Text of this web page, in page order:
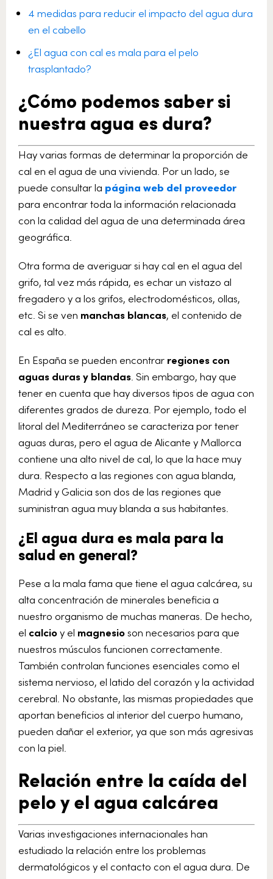
4 medidas para reducir el impacto del agua dura
en el cabello
¿El agua con cal es mala para el pelo
trasplantado?
¿Cómo podemos saber si
nuestra agua es dura?
Hay varias formas de determinar la proporción de
cal en el agua de una vivienda. Por un lado, se
puede consultar la página web del proveedor
para encontrar toda la información relacionada
con la calidad del agua de una determinada área
geográfica.
Otra forma de averiguar si hay cal en el agua del
grifo, tal vez más rápida, es echar un vistazo al
fregadero y a los grifos, electrodomésticos, ollas,
etc. Si se ven manchas blancas, el contenido de
cal es alto.
En España se pueden encontrar regiones con
aguas duras y blandas . Sin embargo, hay que
tener en cuenta que hay diversos tipos de agua con
diferentes grados de dureza. Por ejemplo, todo el
litoral del Mediterráneo se caracteriza por tener
aguas duras, pero el agua de Alicante y Mallorca
contiene una alto nivel de cal, lo que la hace muy
dura. Respecto a las regiones con agua blanda,
Madrid y Galicia son dos de las regiones que
suministran agua muy blanda a sus habitantes.
¿El agua dura es mala para la
salud en general?
Pese a la mala fama que tiene el agua calcárea, su
alta concentración de minerales beneficia a
nuestro organismo de muchas maneras. De hecho,
el calcioy el magnesioson necesarios para que
nuestros músculos funcionen correctamente.
También controlan funciones esenciales como el
sistema nervioso, el latido del corazón y la actividad
cerebral. No obstante, las mismas propiedades que
aportan beneficios al interior del cuerpo humano,
pueden dañar el exterior, ya que son más agresivas
con la piel.
Relación entre la caída del
pelo y el agua calcárea
Varias investigaciones internacionales han
estudiado la relación entre los problemas
dermatológicos y el contacto con el agua dura. De